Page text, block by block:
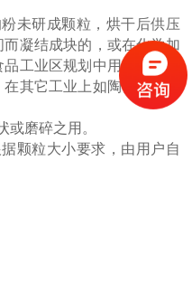
未研成颗粒，烘干后供压
凝结成块的，或在化学加
工业区规划中用作处理糖
其它工业上如陶瓷、塑料
或磨碎之用。
颗粒大小要求，由用户自